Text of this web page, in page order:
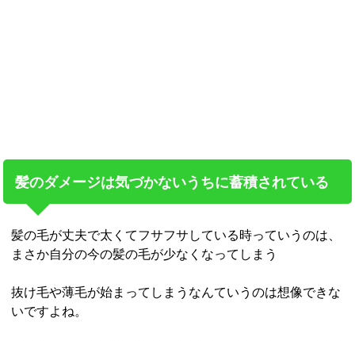
髪のダメージは気づかないうちに蓄積されている
髪の毛が丈夫で太くてフサフサしている時っていうのは、
まさか自分の今の髪の毛が少なくなってしまう
抜け毛や薄毛が始まってしまうなんていうのは想像できな
いですよね。